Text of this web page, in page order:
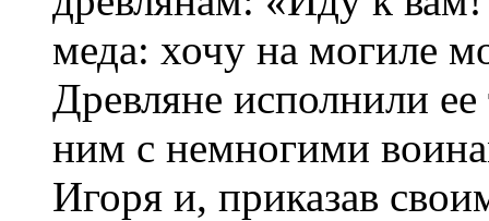
меда: хочу на могиле
Древляне исполнили
ним с немногими
Игоря и, приказав